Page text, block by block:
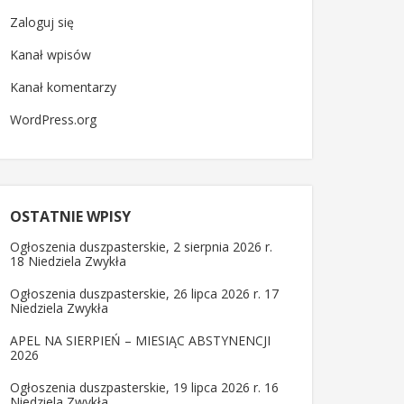
Zaloguj się
Kanał wpisów
Kanał komentarzy
WordPress.org
OSTATNIE WPISY
Ogłoszenia duszpasterskie, 2 sierpnia 2026 r.
18 Niedziela Zwykła
Ogłoszenia duszpasterskie, 26 lipca 2026 r. 17
Niedziela Zwykła
APEL NA SIERPIEŃ – MIESIĄC ABSTYNENCJI
2026
Ogłoszenia duszpasterskie, 19 lipca 2026 r. 16